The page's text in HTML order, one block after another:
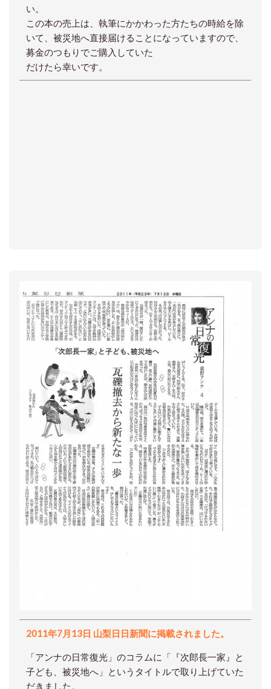
い。
この本の売上は、執筆にかかわった方たちの時給を除
いて、被災地へ直接届けることになっていますので、
募金のつもりでご購入していた
だけたら幸いです。
2011年7月13日 山梨日日新聞に掲載されました。
「アンナの日常復光」のコラムに「『次郎長一家』と
子ども、被災地へ」というタイトルで取り上げていた
だきました。